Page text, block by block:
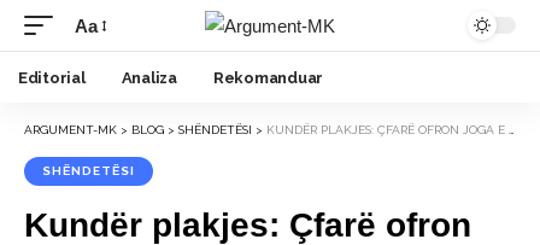
Font
Resizer
Aa
Editorial Analiza Rekomanduar
ARGUMENT-MK > BLOG > SHËNDETËSI > KUNDËR PLAKJES: ÇFARË OFRON JOGA E FYTYRËS DHE PSE KONSIDEROHET NJË ELIKSIR I RINISË
SHËNDETËSI
Kundër plakjes: Çfarë ofron